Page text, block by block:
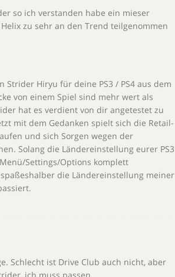
so ich verstanden habe ein mieser
zu sehr an den Trend teilgenommen
Hiryu für deine PS3 / PS4 aus dem
von einem Spiel sind mehr wert als
hat es verdient von dir angetestet zu
mit dem Gedanken spielt sich die Retail-
und sich Sorgen wegen der
Solang die Ländereinstellung eurer PS3
Settings/Options komplett
die Ländereinstellung meiner
Schlecht ist Drive Club auch nicht, aber